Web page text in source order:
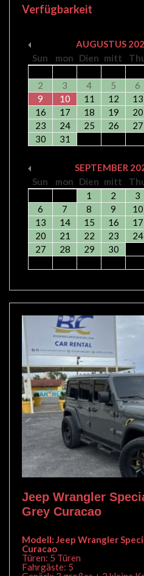
Verfügbarkeit
AUGUSTUS
Sun
mon Dien mitt
2
3 4 5 6
9
10 11 12 13
16
17 18 19 20
23
24 25 26 27
30
31
SEPTEMBER
Sun
mon Dien mitt
1
2 3
6
7 8 9 10
13
14 15 16 17
20
21 22 23 24
27
28 29 30
Jeep Wrangler
Grey Curacao
Modell: Jeep Wrangler
Curacao
Türen: 5 Türen
Fahrgäste: 5